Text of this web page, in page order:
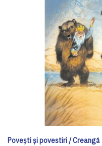
Poveşti şi povestiri / Creangă